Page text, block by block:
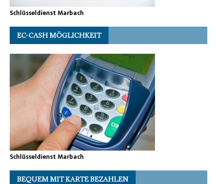
Schlüsseldienst Marbach
EC-CASH MÖGLICHKEIT
Schlüsseldienst Marbach
BEQUEM MIT KARTE BEZAHLEN